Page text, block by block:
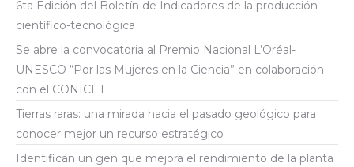
6ta Edición del Boletín de Indicadores de la producción
científico-tecnológica
Se abre la convocatoria al Premio Nacional L’Oréal-
UNESCO “Por las Mujeres en la Ciencia” en colaboración
con el CONICET
Tierras raras: una mirada hacia el pasado geológico para
conocer mejor un recurso estratégico
Identifican un gen que mejora el rendimiento de la planta